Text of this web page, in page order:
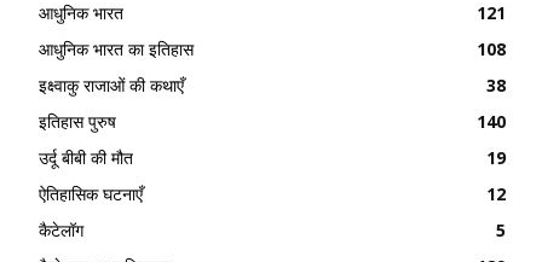
आधुनिक भारत
121
आधुनिक भारत का इतिहास
108
इक्ष्वाकु राजाओं की कथाएँ
38
इतिहास पुरुष
140
उर्दू बीबी की मौत
19
ऐतिहासिक घटनाएँ
12
कैटेलॉग
5